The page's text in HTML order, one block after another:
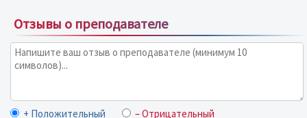
Отзывы о преподавателе
+ Положительный – Отрицательный